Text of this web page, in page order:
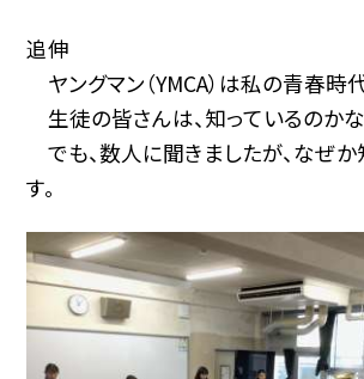
追伸
ヤングマン（YMCA）は私の青春時
生徒の皆さんは、知っているのかな
でも、数人に聞きましたが、なぜ
す。